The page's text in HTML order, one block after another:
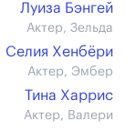
Луиза Бэнгей
Актер, Зельда
Селия Хенбёри
Актер, Эмбер
Тина Харрис
Актер, Валери